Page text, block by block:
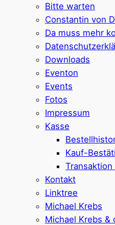
Bitte warten
Constantin von
Da muss mehr
Downloads
Eventon
Events
Fotos
Impressum
Kasse
Kauf-
Kontakt
Linktree
Michael Krebs
Michael Krebs &